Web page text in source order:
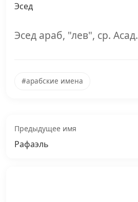
Эсед
Эсед араб, "лев", ср. Асад.
#арабские имена
Предыдущее имя
Рафаэль